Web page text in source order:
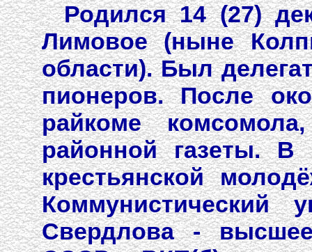
Родился 14 (27)
Лимовое (ныне
области). Был
пионеров. После
райкоме
районной газеты. В
крестьянской
Коммунистический
Свердлова -